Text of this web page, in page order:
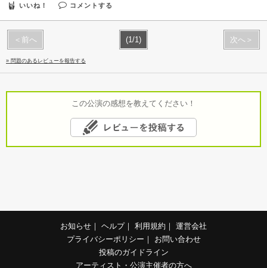
いいね！ コメントする
＜前へ (1/1) 次へ＞
» 問題のあるレビューを報告する
この公演の感想を教えてください！
お知らせ ｜ ヘルプ｜ 利用規約 ｜ 運営会社
プライバシーポリシー ｜
お問い合わせ
投稿のガイドライン
アーティスト・公演主催者の方へ